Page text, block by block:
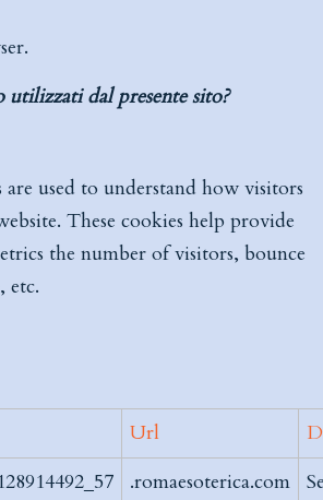
dal presente sito?
used to understand how visitors
These cookies help provide
the number of visitors, bounce
etc.
Url
.romaesoterica.com